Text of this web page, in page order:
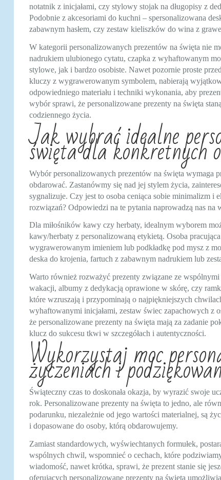
notatnik z inicjałami, czy stylowy stojak na długopisy z
Podobnie z akcesoriami do kuchni – spersonalizowana
zabawnym hasłem, czy zestaw kieliszków do wina z
W kategorii personalizowanych prezentów na święta nie
nadrukiem ulubionego cytatu, czapka z wyhaftowanym
stylowe, jak i bardzo osobiste. Nawet pozornie proste
kluczy z wygrawerowanym symbolem, nabierają
odpowiedniego materiału i techniki wykonania, aby
wybór sprawi, że personalizowane prezenty na święta
codziennego życia.
Jak wybrać idealne
święta dla konkretnych
Wybór personalizowanych prezentów na święta wymaga
obdarować. Zastanówmy się nad jej stylem życia,
sygnalizuje. Czy jest to osoba ceniąca sobie minimalizm i
rozwiązań? Odpowiedzi na te pytania naprowadzą nas na
Dla miłośników kawy czy herbaty, idealnym wyborem
kawy/herbaty z personalizowaną etykietą. Osoba
wygrawerowanym imieniem lub podkładkę pod mysz z
deska do krojenia, fartuch z zabawnym nadrukiem lub
Warto również rozważyć prezenty związane ze
wakacji, albumy z dedykacją oprawione w skórę, czy
które wzruszają i przypominają o najpiękniejszych
wyhaftowanymi inicjałami, zestaw świec zapachowych z
że personalizowane prezenty na święta mają za zadanie
klucz do sukcesu tkwi w szczegółach i autentyczności.
Wykorzystaj moc
życzeniach i
Świąteczny czas to doskonała okazja, by wyrazić swoje
rok. Personalizowane prezenty na święta to jedno, ale
podarunku, niezależnie od jego wartości materialnej, są
i dopasowane do osoby, którą obdarowujemy.
Zamiast standardowych, wyświechtanych formułek,
wspólnych chwil, wspomnieć o cechach, które
wiadomość, nawet krótka, sprawi, że prezent stanie się
oferujących personalizowane prezenty na święta